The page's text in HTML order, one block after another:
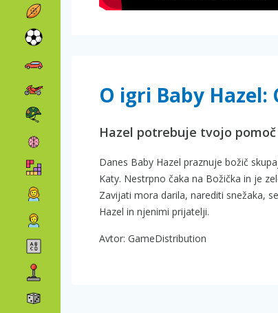
O igri Baby
Hazel potrebuje tvojo pomoč
Danes Baby Hazel praznuje božič
Katy. Nestrpno čaka na Božička in je
Zavijati mora darila, narediti snežaka,
Hazel in njenimi prijatelji.
Avtor: GameDistribution